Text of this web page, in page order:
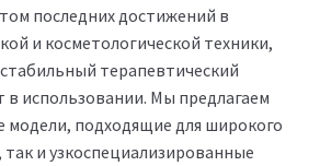
последних достижений в
и косметологической техники,
терапевтический
использовании. Мы предлагаем
модели, подходящие для широкого
и узкоспециализированные